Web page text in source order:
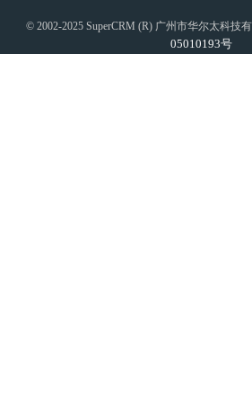
© 2002-2025 SuperCRM (R) 广州市华尔太科技
05010193号